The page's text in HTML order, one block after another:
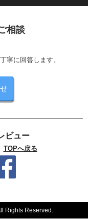
相談
寧に回答します。
ビュー
TOPへ戻る
Rights Reserved.